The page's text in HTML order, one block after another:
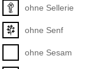
ohne Sellerie
ohne Senf
ohne Sesam